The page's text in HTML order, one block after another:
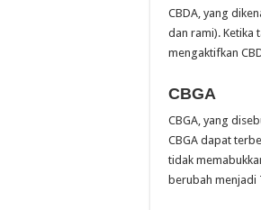
CBDA, yang
dan rami). Ketika
mengaktifkan
CBGA
CBGA, yang
CBGA dapat
tidak
berubah menjadi